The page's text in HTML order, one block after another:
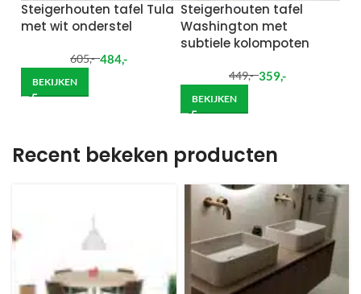
Steigerhouten tafel Tula
met wit onderstel
605,- 484,-
BEKIJKEN
Steigerhouten tafel
Washington met
subtiele kolompoten
449,- 359,-
BEKIJKEN
Recent bekeken producten